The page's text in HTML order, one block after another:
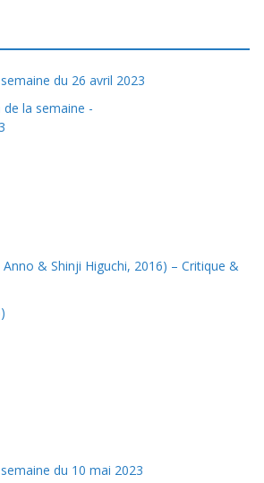
du 26 avril 2023
Anno & Shinji Higuchi, 2016) – Critique &
du 10 mai 2023